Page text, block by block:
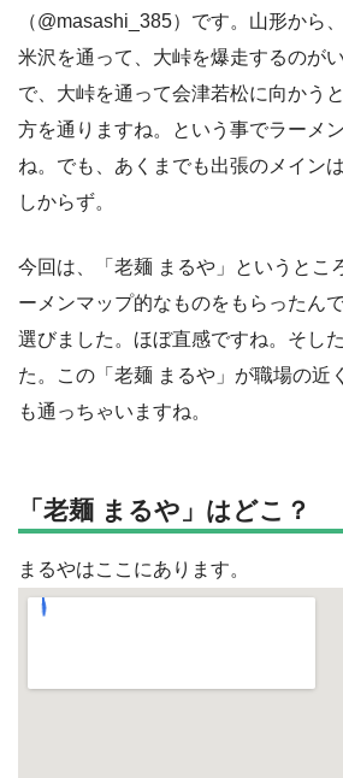
（@masashi_385）です。山形から
米沢を通って、大峠を爆走するのが
で、大峠を通って会津若松に向かう
方を通りますね。という事でラーメ
ね。でも、あくまでも出張のメイン
しからず。
今回は、「老麺 まるや」というとこ
ーメンマップ的なものをもらったん
選びました。ほぼ直感ですね。そし
た。この「老麺 まるや」が職場の近
も通っちゃいますね。
「老麺 まるや」はどこ？
まるやはここにあります。